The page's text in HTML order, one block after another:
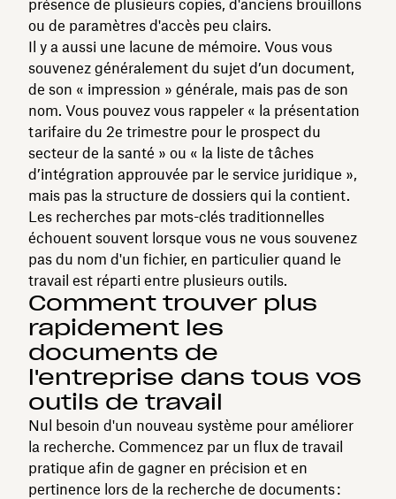
présence de plusieurs copies, d'anciens brouillons
ou de paramètres d'accès peu clairs.
Il y a aussi une lacune de mémoire. Vous vous
souvenez généralement du sujet d’un document,
de son « impression » générale, mais pas de son
nom. Vous pouvez vous rappeler « la présentation
tarifaire du 2e trimestre pour le prospect du
secteur de la santé » ou « la liste de tâches
d’intégration approuvée par le service juridique »,
mais pas la structure de dossiers qui la contient.
Les recherches par mots-clés traditionnelles
échouent souvent lorsque vous ne vous souvenez
pas du nom d'un fichier, en particulier quand le
travail est réparti entre plusieurs outils.
Comment trouver plus
rapidement les
documents de
l'entreprise dans tous vos
outils de travail
Nul besoin d'un nouveau système pour améliorer
la recherche. Commencez par un flux de travail
pratique afin de gagner en précision et en
pertinence lors de la recherche de documents :